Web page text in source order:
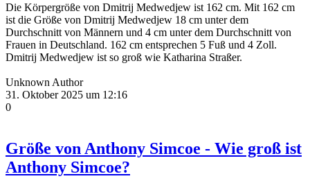
Die Körpergröße von Dmitrij Medwedjew ist 162 cm. Mit 162 cm
ist die Größe von Dmitrij Medwedjew 18 cm unter dem
Durchschnitt von Männern und 4 cm unter dem Durchschnitt von
Frauen in Deutschland. 162 cm entsprechen 5 Fuß und 4 Zoll.
Dmitrij Medwedjew ist so groß wie Katharina Straßer.
Unknown Author
31. Oktober 2025 um 12:16
0
Größe von Anthony Simcoe - Wie groß ist
Anthony Simcoe?